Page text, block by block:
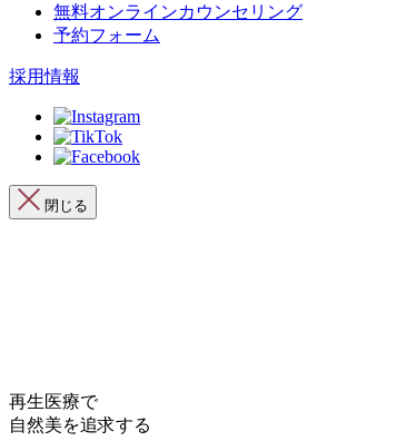
無料オンラインカウンセリング
予約フォーム
採用情報
閉じる
再生医療で
自然美を追求する